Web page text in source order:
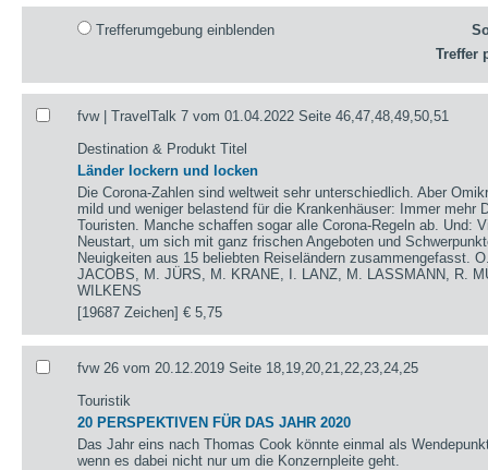
Trefferumgebung einblenden
Treffer
fvw | TravelTalk 7 vom 01.04.2022 Seite 46,47,48,49,50,51
Destination & Produkt Titel
Länder lockern und locken
Die Corona-Zahlen sind weltweit sehr unterschiedlich. Aber
mild und weniger belastend für die Krankenhäuser: Immer mehr
Touristen. Manche schaffen sogar alle Corona-Regeln ab. Und:
Neustart, um sich mit ganz frischen Angeboten und
Neuigkeiten aus 15 beliebten Reiseländern zusammengefasst.
JACOBS, M. JÜRS, M. KRANE, I. LANZ, M. LASSMANN, R.
WILKENS
[19687 Zeichen]€ 5,75
fvw 26 vom 20.12.2019 Seite 18,19,20,21,22,23,24,25
Touristik
20 PERSPEKTIVEN FÜR DAS JAHR 2020
Das Jahr eins nach Thomas Cook könnte einmal als
wenn es dabei nicht nur um die Konzernpleite geht.